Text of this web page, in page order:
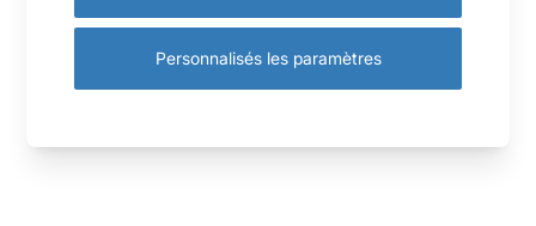
Personnalisés les paramètres